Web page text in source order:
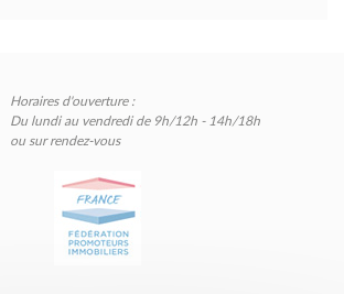
Horaires d'ouverture :
Du lundi au vendredi de 9h/12h - 14h/18h
ou sur rendez-vous